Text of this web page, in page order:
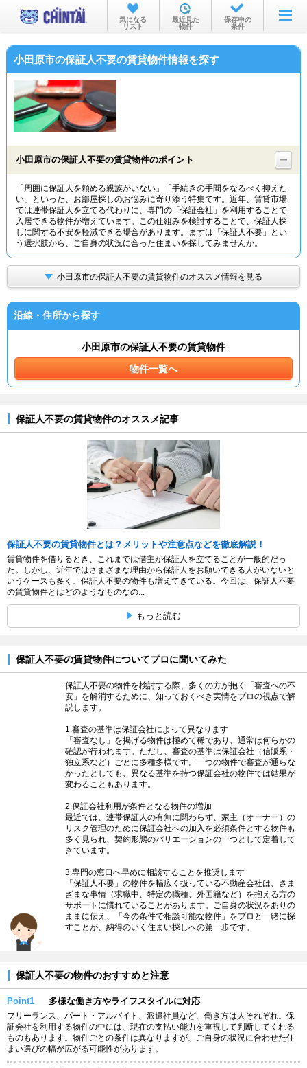
お部屋を探す
沿線・駅から
物件特集から
TOP
気になる
リスト
最近見た
物件
保存中の
条件
小田原市の保証人不要の賃貸物件情報を探す
小田原市の保証人不要の賃貸物件のポイント
「周囲に保証人を頼める親族がいない」「手続きの手間をなるべく抑えた
い」といった、お部屋探しのお悩みに寄り添う特集です。近年、賃貸市場
では連帯保証人を立てる代わりに、専門の「保証会社」を利用することで
入居できる物件が増えています。この仕組みを検討することで、保証人探
しに関する不安を軽減できる場合があります。まずは「保証人不要」とい
う選択肢から、ご自身の状況に合った住まいを探してみませんか。
小田原市の保証人不要の賃貸物件のオススメ情報を見る
沿線・住所から探す
小田原市の保証人不要の賃貸物件
物件一覧へ
保証人不要の賃貸物件のオススメ記事
保証人不要の賃貸物件とは？メリットや注意点などを徹底解説！
賃貸物件を借りるとき、これまでは借主が保証人を立てることが一般的だっ
た。しかし、近年ではさまざまな理由から保証人をお願いできる人がいないと
いうケースも多く、保証人不要の物件も増えてきている。今回は、保証人不要
の賃貸物件とはどのようなものなの...
もっと読む
保証人不要の賃貸物件についてプロに聞いてみた
保証人不要の物件を検討する際、多くの方が抱く「審査への不
安」を解消するために、知っておくべき実情をプロの視点で解
説します。
1.審査の基準は保証会社によって異なります
「審査なし」を掲げる物件は極めて稀であり、通常は何らかの
確認が行われます。ただし、審査の基準は保証会社（信販系・
独立系など）ごとに多種多様です。一つの物件で審査が通らな
かったとしても、異なる基準を持つ保証会社の物件では結果が
変わることもあります。
2.保証会社利用が条件となる物件の増加
最近では、連帯保証人の有無に関わらず、家主（オーナー）の
リスク管理のために保証会社への加入を必須条件とする物件も
多く見られ、契約形態のバリエーションの一つとして定着して
きています。
3.専門の窓口へ早めに相談することを推奨します
「保証人不要」の物件を幅広く扱っている不動産会社は、さま
ざまな事情（求職中、特定の職種、外国籍など）を抱える方の
サポートに慣れていることがあります。ご自身の状況をありの
ままに伝え、「今の条件で相談可能な物件」をプロと一緒に探
すことが、納得のいく住まい探しへの第一歩です。
保証人不要の物件のおすすめと注意
Point1 多様な働き方やライフスタイルに対応
フリーランス、パート・アルバイト、派遣社員など、働き方は人それぞれ。保
証会社を利用する物件の中には、現在の支払い能力を重視して判断してくれる
ものもあります。物件ごとの条件は異なりますが、ご自身の状況に合わせた住
まい選びの幅が広がる可能性があります。